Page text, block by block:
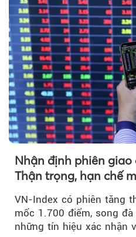
Nhận định phiên giao
Thận trọng, hạn chế
VN-Index có phiên tăng
mốc 1.700 điểm, song
những tín hiệu xác nhận